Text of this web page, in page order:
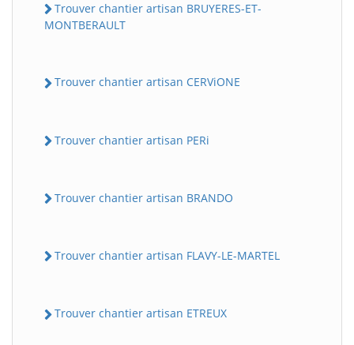
Trouver chantier artisan BRUYERES-ET-
MONTBERAULT
Trouver chantier artisan CERViONE
Trouver chantier artisan PERi
Trouver chantier artisan BRANDO
Trouver chantier artisan FLAVY-LE-MARTEL
Trouver chantier artisan ETREUX